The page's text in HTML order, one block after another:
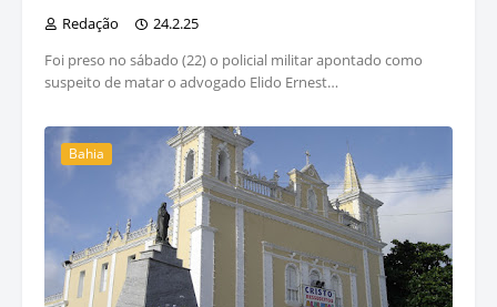
Redação
24.2.25
Foi preso no sábado (22) o policial militar apontado como
suspeito de matar o advogado Elido Ernest…
Bahia